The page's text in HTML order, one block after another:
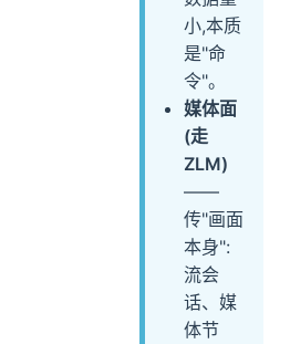
小,本质
是"命
令"。
媒体面
(走
ZLM)
——
传"画面
本身":
流会
话、媒
体节